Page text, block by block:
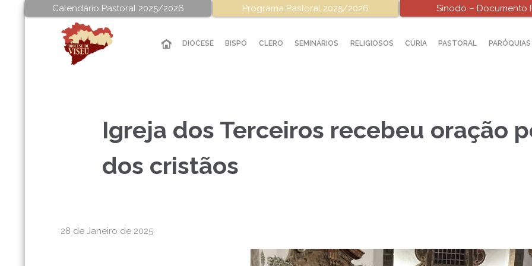
Calendário Pastoral 2025/2026 Programa Pastoral 2025/2026 Sínodo – Documento
DIOCESE BISPO CLERO SEMINÁRIOS RELIGIOSOS CÚRIA PASTORAL PARÓQUIAS
Igreja dos Terceiros recebeu oração
dos cristãos
28 de Janeiro de 2025